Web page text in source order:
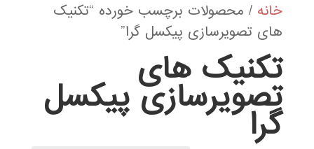
خانه / محصولات برچسب خورده “تکنیک
های تصویرسازی پیکسل گرا”
تکنیک های
تصویرسازی پیکسل
گرا